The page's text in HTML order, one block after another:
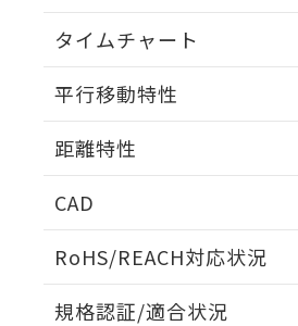
タイムチャート
平行移動特性
距離特性
CAD
RoHS/REACH対応状況
規格認証/適合状況